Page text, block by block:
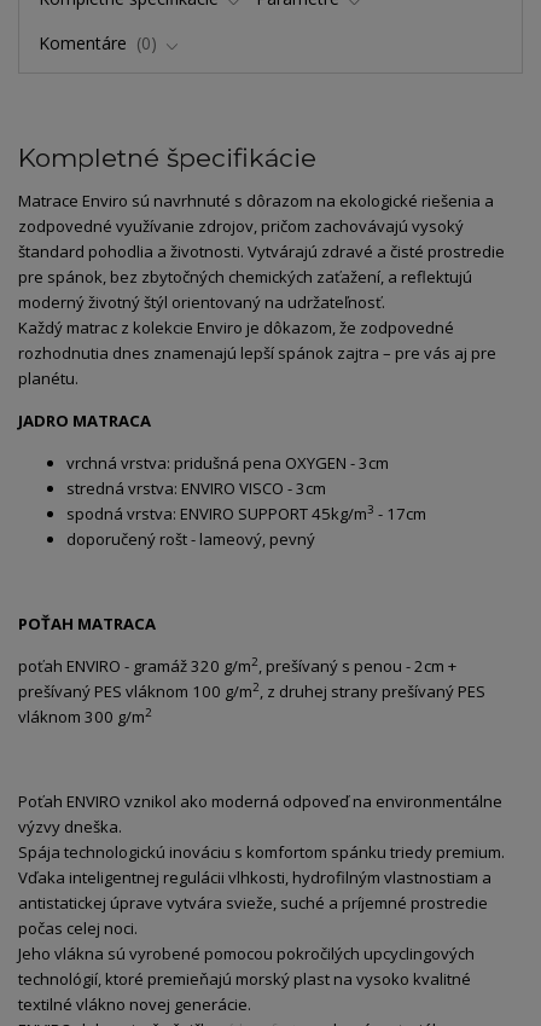
Komentáre
0
Kompletné špecifikácie
Matrace Enviro sú navrhnuté s dôrazom na ekologické riešenia a
zodpovedné využívanie zdrojov, pričom zachovávajú vysoký
štandard pohodlia a životnosti. Vytvárajú zdravé a čisté prostredie
pre spánok, bez zbytočných chemických zaťažení, a reflektujú
moderný životný štýl orientovaný na udržateľnosť.
Každý matrac z kolekcie Enviro je dôkazom, že zodpovedné
rozhodnutia dnes znamenajú lepší spánok zajtra – pre vás aj pre
planétu.
JADRO MATRACA
vrchná vrstva: pridušná pena OXYGEN - 3cm
stredná vrstva: ENVIRO VISCO - 3cm
spodná vrstva: ENVIRO SUPPORT 45kg/m3 - 17cm
doporučený rošt - lameový, pevný
POŤAH MATRACA
poťah ENVIRO - gramáž 320 g/m2, prešívaný s penou - 2cm +
prešívaný PES vláknom 100 g/m2, z druhej strany prešívaný PES
vláknom 300 g/m2
Poťah ENVIRO vznikol ako moderná odpoveď na environmentálne
výzvy dneška.
Spája technologickú inováciu s komfortom spánku triedy premium.
Vďaka inteligentnej regulácii vlhkosti, hydrofilným vlastnostiam a
antistatickej úprave vytvára svieže, suché a príjemné prostredie
počas celej noci.
Jeho vlákna sú vyrobené pomocou pokročilých upcyclingových
technológií, ktoré premieňajú morský plast na vysoko kvalitné
textilné vlákno novej generácie.